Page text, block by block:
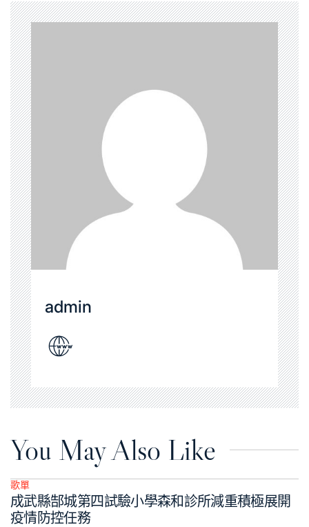
admin
You May Also Like
Posted
in
歌單
成武縣郜城第四試驗小學森和診所減重積極展開
疫情防控任務